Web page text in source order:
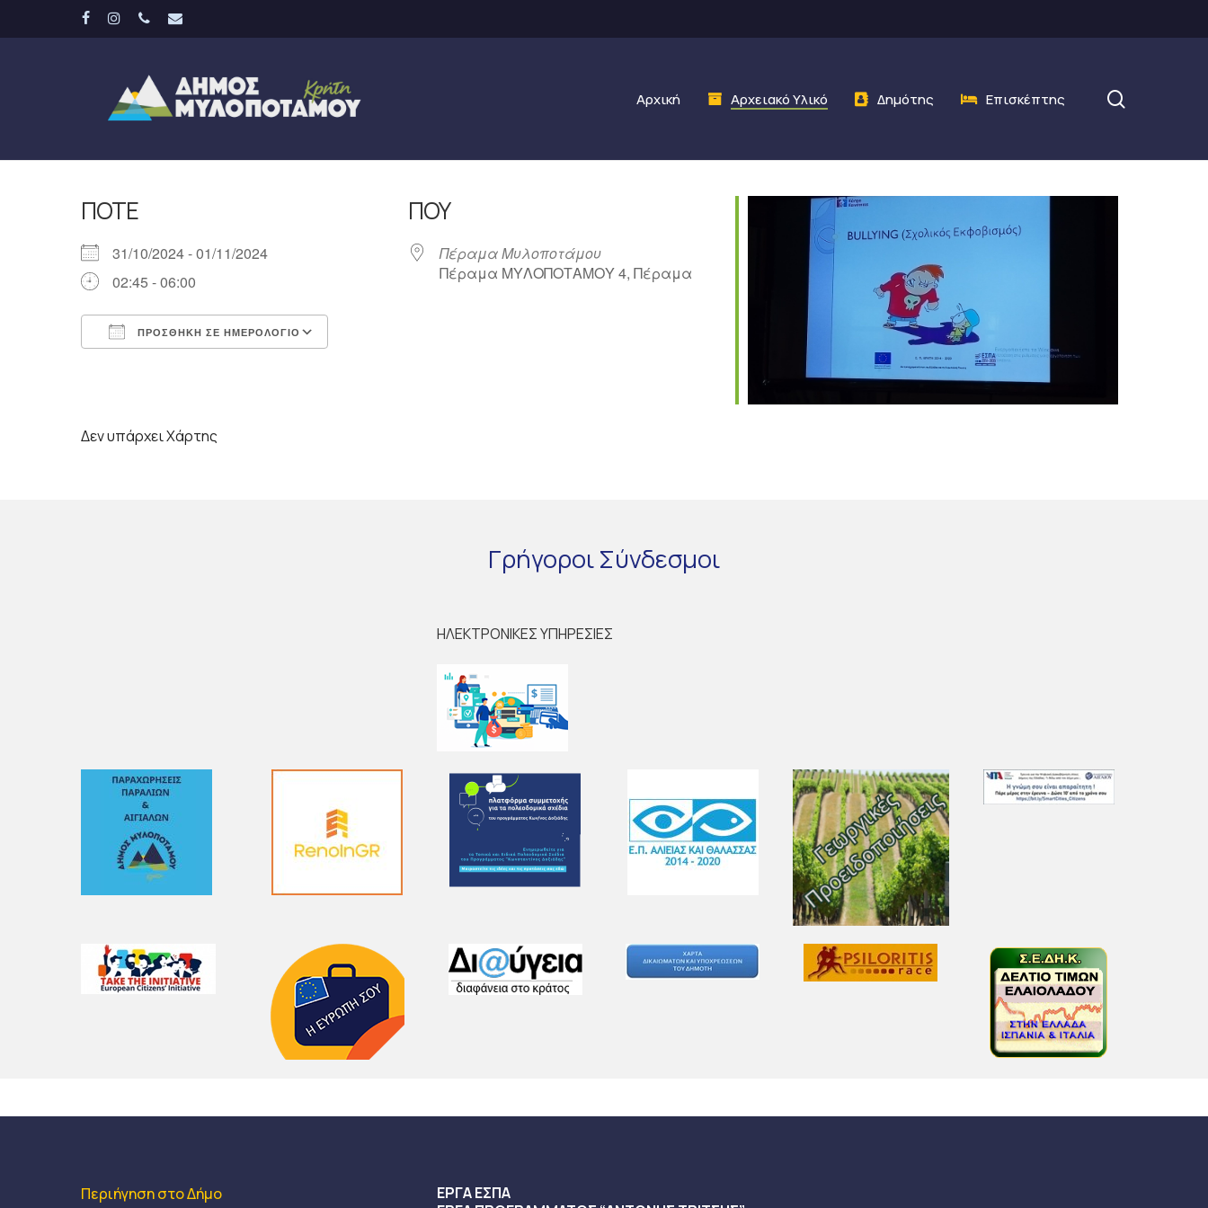
main
facebookinstagramphoneemail
Αρχική Αρχειακό Υλικό Δημότης Επισκέπτης
ΠΌΤΕ
31/10/2024 - 01/11/2024
02:45 - 06:00
ΠΡΟΣΘΉΚΗ ΣΕ ΗΜΕΡΟΛΌΓΙΟ
Office 365 Outlook Live
ΠΟΎ
Πέραμα Μυλοποτάμου
Πέραμα ΜΥΛΟΠΟΤΑΜΟΥ 4, Πέραμα
Δεν υπάρχει Χάρτης
ΓρήγοροιΣύνδεσμοι
ΗΛΕΚΤΡΟΝΙΚΕΣ ΥΠΗΡΕΣΙΕΣ
Περιήγηση στο Δήμο
ΕΡΓΑ ΕΣΠΑ